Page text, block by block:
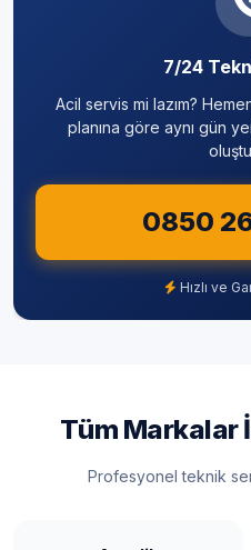
Suludere
Yalakdere
7/24
Acil servis mi lazım?
planına göre aynı gün
0850
Hızlı ve
Tüm Markalar
Profesyonel teknik